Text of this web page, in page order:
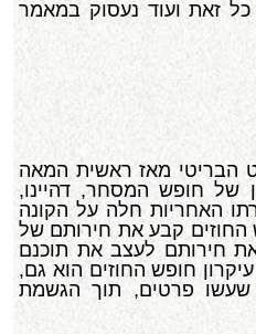
זאת ועוד נעסוק במאמר
הבריטי מאז ראשית המאה
של חופש המסחר, דהיינו,
האחריות חלה על הקונה
החוזים קבע את חירותם של
חירותם לעצב את תוכנם
חופש החוזים הוא גם,
שעשו פרטים, תוך הגשמת